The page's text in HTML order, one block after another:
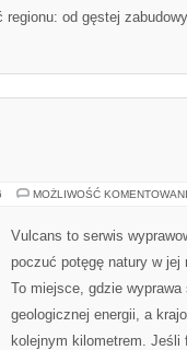
od gęstej
MOŻLIWOŚĆ
Vulcans to serwis
poczuć potęgę natury w jej
To miejsce, gdzie
geologicznej energii, a
kolejnym kilometrem.